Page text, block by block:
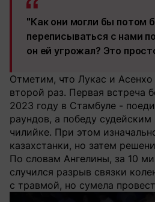
"Как они могли бы потом
переписываться с нами
он ей угрожал? Это
Отметим, что Лукас и
второй раз. Первая встреча
2023 году в Стамбуле -
раундов, а победу
чилийке. При этом
казахстанки, но затем
По словам Ангелины, за 10
случился разрыв связки
с травмой, но сумела